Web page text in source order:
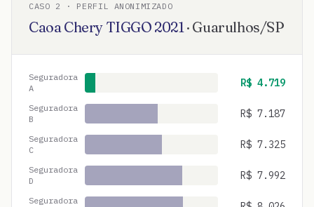
CASO 2 · PERFIL ANONIMIZADO
Caoa Chery TIGGO 2021· Guarulhos/SP
Seguradora
A
R$ 4.719
Seguradora
B
R$ 7.187
Seguradora
C
R$ 7.325
Seguradora
D
R$ 7.992
Seguradora